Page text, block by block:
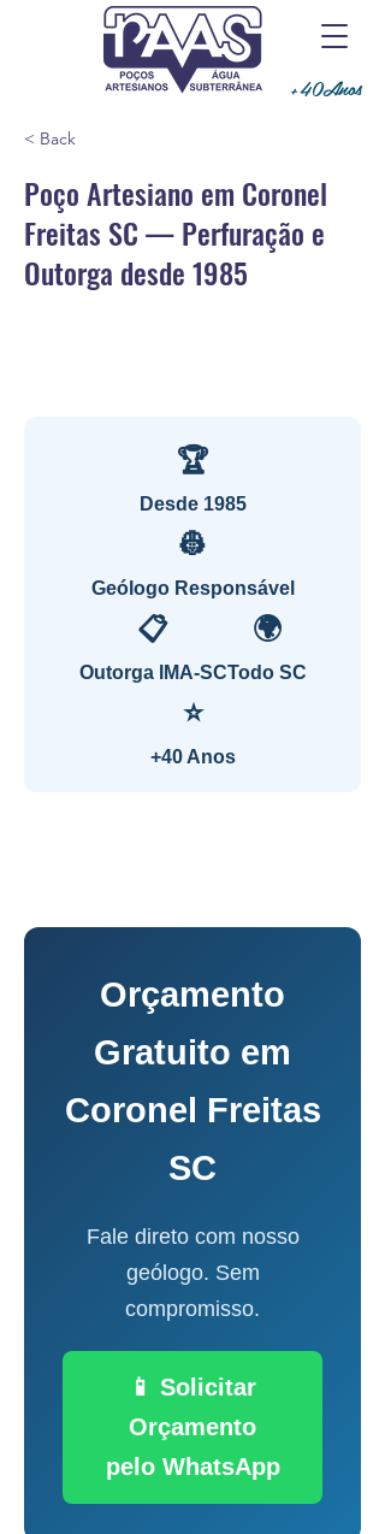
+40Anos
< Back
Poço Artesiano em Coronel
Freitas SC — Perfuração e
Outorga desde 1985
🏆
Desde 1985
👷
Geólogo Responsável
📋
Outorga IMA-SC
🌍
Todo SC
⭐
+40 Anos
Orçamento
Gratuito em
Coronel Freitas
SC
Fale direto com nosso
geólogo. Sem
compromisso.
📱 Solicitar
Orçamento
pelo WhatsApp